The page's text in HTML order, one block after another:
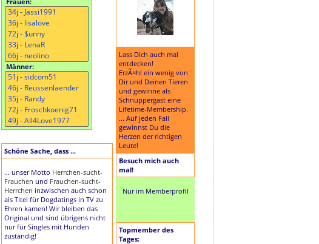
Männer:
Schöne Sache, dass ...
... unser Motto Herrchen-sucht-
Frauchen und Frauchen-sucht-
Herrchen inzwischen auch schon
als Titel für Dogdatings in TV zu
Ehren kamen! Wir bleiben das
Original und sind übrigens nicht
nur für Singles mit Hunden
zuständig!
Lass Dich auch mal
entdecken!
ErzÃ¤hl ein wenig von
Dir und Deinen Tieren
und gewinne als
Schnuppergast eine
Lifetime-Membership.
... Auf jeden Fall
gewinnst Du die
Herzen der richtigen
Leute!
Besuch mich auch
mal!
Nur im Memberprofil
Topmember des
Tages: